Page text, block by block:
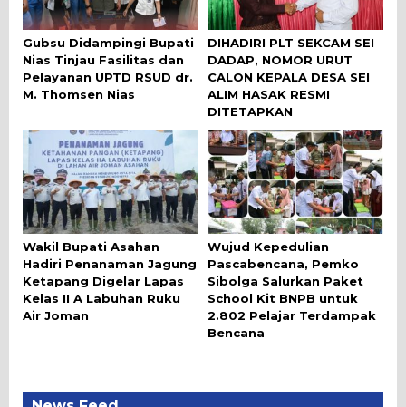
Gubsu Didampingi Bupati
Nias Tinjau Fasilitas dan
Pelayanan UPTD RSUD dr.
M. Thomsen Nias
DIHADIRI PLT SEKCAM SEI
DADAP, NOMOR URUT
CALON KEPALA DESA SEI
ALIM HASAK RESMI
DITETAPKAN
Wakil Bupati Asahan
Hadiri Penanaman Jagung
Ketapang Digelar Lapas
Kelas II A Labuhan Ruku
Air Joman
Wujud Kepedulian
Pascabencana, Pemko
Sibolga Salurkan Paket
School Kit BNPB untuk
2.802 Pelajar Terdampak
Bencana